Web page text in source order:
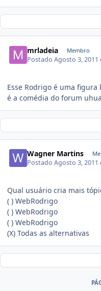
mrladeia Membro
PostadoAgosto 3, 2011
Esse Rodrigo é uma figura
é a comédia do forum
Wagner Martins
PostadoAgosto 3, 2011
Qual usuário cria mais
( ) WebRodrigo
( ) WebRodrigo
( ) WebRodrigo
(X) Todas as alternativas